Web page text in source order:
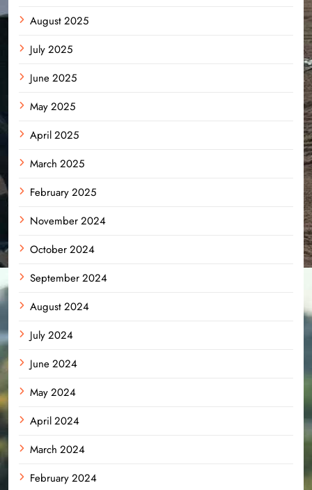
August 2025
July 2025
June 2025
May 2025
April 2025
March 2025
February 2025
November 2024
October 2024
September 2024
August 2024
July 2024
June 2024
May 2024
April 2024
March 2024
February 2024